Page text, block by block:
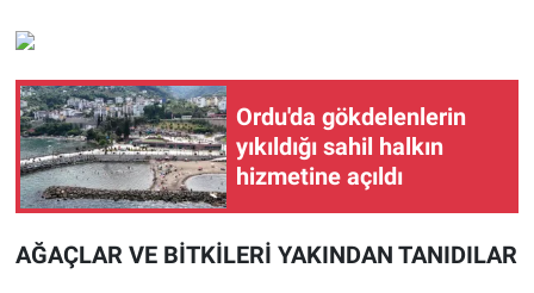
Ordu'da gökdelenlerin
yıkıldığı sahil halkın
hizmetine açıldı
AĞAÇLAR VE BİTKİLERİ YAKINDAN TANIDILAR